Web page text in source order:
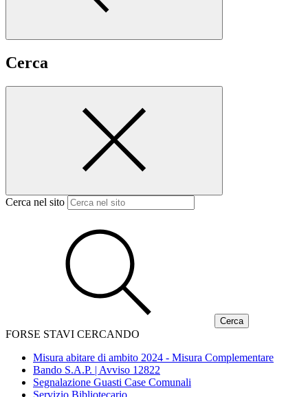
Cerca
Cerca nel sito
FORSE STAVI CERCANDO
Misura abitare di ambito 2024 - Misura Complementare
Bando S.A.P. | Avviso 12822
Segnalazione Guasti Case Comunali
Servizio Bibliotecario